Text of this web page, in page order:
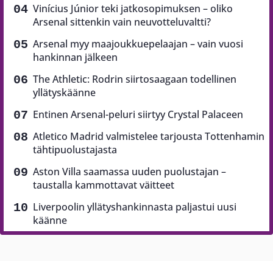
Vinícius Júnior teki jatkosopimuksen – oliko
Arsenal sittenkin vain neuvotteluvaltti?
Arsenal myy maajoukkuepelaajan – vain vuosi
hankinnan jälkeen
The Athletic: Rodrin siirtosaagaan todellinen
yllätyskäänne
Entinen Arsenal-peluri siirtyy Crystal Palaceen
Atletico Madrid valmistelee tarjousta Tottenhamin
tähtipuolustajasta
Aston Villa saamassa uuden puolustajan –
taustalla kammottavat väitteet
Liverpoolin yllätyshankinnasta paljastui uusi
käänne